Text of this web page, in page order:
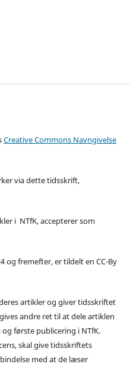
Creative Commons Navngivelse
via dette tidsskrift,
i NTfK, accepterer som
og fremefter, er tildelt en CC-By
artikler og giver tidsskriftet
andre ret til at dele artiklen
første publicering i NTfK.
skal give tidsskriftets
med at de læser